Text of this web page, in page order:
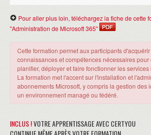
Pour aller plus loin, téléchargez la fiche de cette
"Administration de Microsoft 365"
Cette formation permet aux participants
connaissances et compétences nécessaires pour
planifier, déployer et faire fonctionner les services
La formation met l'accent sur l'installation et
abonnements Microsoft, y compris la gestion des
un environnement managé ou fédéré.
INCLUS !VOTRE APPRENTISSAGE AVEC CERTYOU